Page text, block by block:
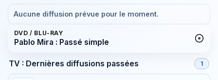
Aucune diffusion prévue pour le moment.
DVD / BLU-RAY
Pablo Mira : Passé simple
TV : Dernières diffusions passées 1